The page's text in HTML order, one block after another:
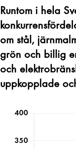
Runtom i hela
om stål,
grön och billig
och
uppkopplade